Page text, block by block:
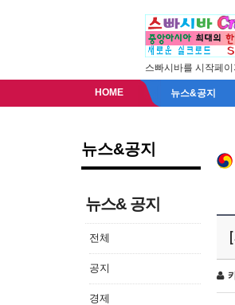
스빠시바를 시작페
HOME 뉴스&공지
뉴스&공지
뉴스& 공지
전체
공지
경제